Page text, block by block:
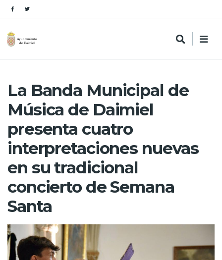
La Banda Municipal de
Música de Daimiel
presenta cuatro
interpretaciones nuevas
en su tradicional
concierto de Semana
Santa